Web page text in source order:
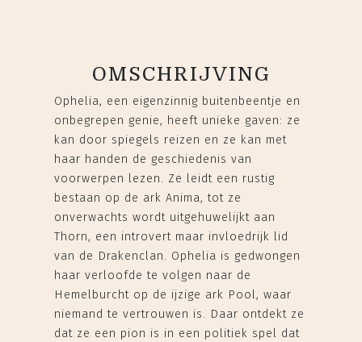
OMSCHRIJVING
Ophelia, een eigenzinnig buitenbeentje en
onbegrepen genie, heeft unieke gaven: ze
kan door spiegels reizen en ze kan met
haar handen de geschiedenis van
voorwerpen lezen. Ze leidt een rustig
bestaan op de ark Anima, tot ze
onverwachts wordt uitgehuwelijkt aan
Thorn, een introvert maar invloedrijk lid
van de Drakenclan. Ophelia is gedwongen
haar verloofde te volgen naar de
Hemelburcht op de ijzige ark Pool, waar
niemand te vertrouwen is. Daar ontdekt ze
dat ze een pion is in een politiek spel dat